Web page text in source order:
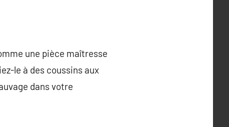
une pièce maîtresse
le à des coussins aux
dans votre